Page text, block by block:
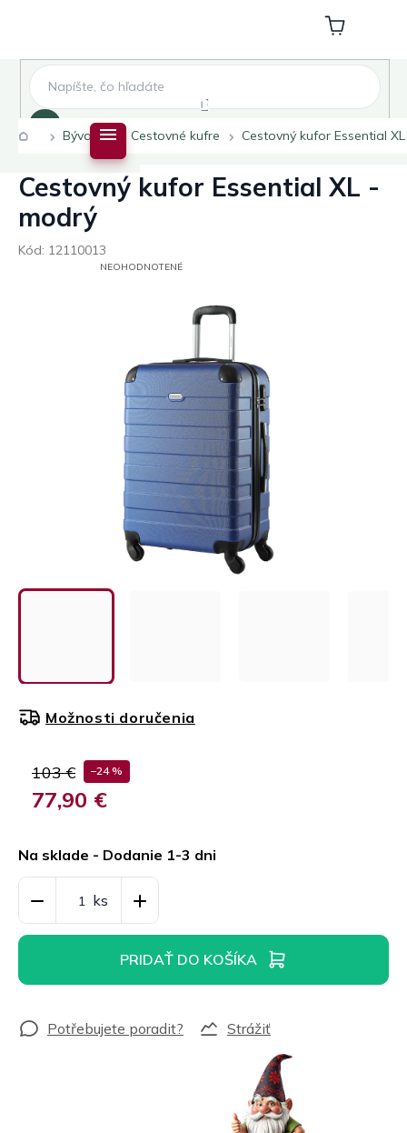
Nákupný
košík
Domov
Bývanie Cestovné kufre Cestovný kufor Essential
Cestovný kufor Essential XL -
modrý
Kód: 12110013
PRIEMERNÉNEOHODNOTENÉ
103 € –24 %
77,90 €
cena:
Na sklade - Dodanie 1-3 dni
Možnosti doručenia
PRIDAŤ DO KOŠÍKA
Strážiť